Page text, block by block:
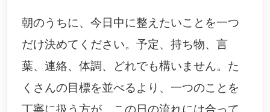
朝のうちに、今日中に整えたいことを一つ
だけ決めてください。予定、持ち物、言
葉、連絡、体調、どれでも構いません。た
くさんの目標を並べるより、一つのことを
丁寧に扱う方が、この日の流れには合って